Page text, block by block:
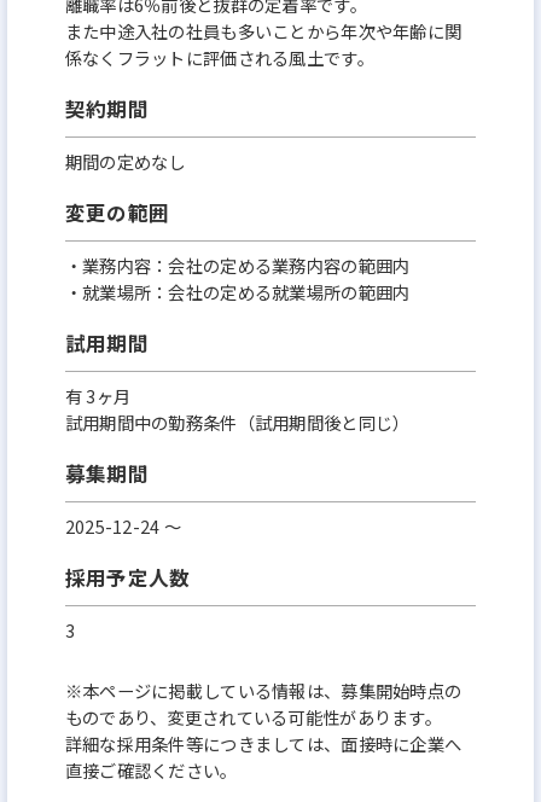
また中途入社の社員も多いことから年次や年齢に関
係なくフラットに評価される風土です。
契約期間
期間の定めなし
変更の範囲
・業務内容：会社の定める業務内容の範囲内
・就業場所：会社の定める就業場所の範囲内
試用期間
有 3ヶ月
試用期間中の勤務条件（試用期間後と同じ）
募集期間
2025-12-24 〜
採用予定人数
3
※本ページに掲載している情報は、募集開始時点の
ものであり、変更されている可能性があります。
詳細な採用条件等につきましては、面接時に企業へ
直接ご確認ください。